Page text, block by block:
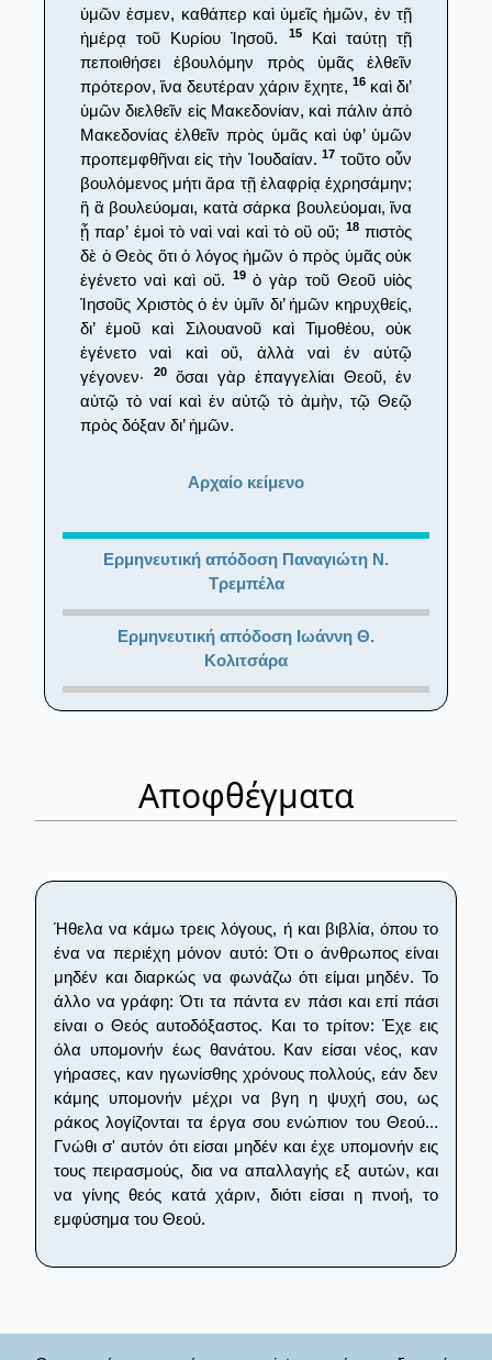
ὑμῶν ἐσμεν, καθάπερ καὶ ὑμεῖς ἡμῶν, ἐν τῇ
ἡμέρᾳ τοῦ Κυρίου Ἰησοῦ.
15Καὶ ταύτῃ τῇ
πεποιθήσει ἐβουλόμην πρὸς ὑμᾶς ἐλθεῖν
πρότερον, ἵνα δευτέραν χάριν ἔχητε, 16 καὶ δι’
ὑμῶν διελθεῖν εἰς Μακεδονίαν, καὶ πάλιν ἀπὸ
Μακεδονίας ἐλθεῖν πρὸς ὑμᾶς καὶ ὑφ’ ὑμῶν
προπεμφθῆναι εἰς τὴν Ἰουδαίαν.17 τοῦτο οὖν
βουλόμενος μήτι ἄρα τῇ ἐλαφρίᾳ ἐχρησάμην;
ἢ ἃ βουλεύομαι, κατὰ σάρκα βουλεύομαι, ἵνα
ᾖ παρ’ ἐμοὶ τὸ ναὶ ναὶ καὶ τὸ οὒ οὔ; 18πιστὸς
δὲ ὁ Θεὸς ὅτι ὁ λόγος ἡμῶν ὁ πρὸς ὑμᾶς οὐκ
ἐγένετο ναὶ καὶ οὔ.
19ὁ γὰρ τοῦ Θεοῦ υἱὸς
Ἰησοῦς Χριστὸς ὁ ἐν ὑμῖν δι’ ἡμῶν κηρυχθείς,
δι’ ἐμοῦ καὶ Σιλουανοῦ καὶ Τιμοθέου, οὐκ
ἐγένετο ναὶ καὶ οὔ, ἀλλὰ ναὶ ἐν αὐτῷ
γέγονεν·
20ὅσαι γὰρ ἐπαγγελίαι Θεοῦ, ἐν
αὐτῷ τὸ ναί καὶ ἐν αὐτῷ τὸ ἀμὴν, τῷ Θεῷ
πρὸς δόξαν δι’ ἡμῶν.
Αρχαίο κείμενο
Ερμηνευτική απόδοση Παναγιώτη Ν.
Τρεμπέλα
Ερμηνευτική απόδοση Ιωάννη Θ.
Κολιτσάρα
Αποφθέγματα
Ήθελα να κάμω τρεις λόγους, ή και βιβλία, όπου το
ένα να περιέχη μόνον αυτό: Ότι ο άνθρωπος είναι
μηδέν και διαρκώς να φωνάζω ότι είμαι μηδέν. Το
άλλο να γράφη: Ότι τα πάντα εν πάσι και επί πάσι
είναι ο Θεός αυτοδόξαστος. Και το τρίτον: Έχε εις
όλα υπομονήν έως θανάτου. Καν είσαι νέος, καν
γήρασες, καν ηγωνίσθης χρόνους πολλούς, εάν δεν
κάμης υπομονήν μέχρι να βγη η ψυχή σου, ως
ράκος λογίζονται τα έργα σου ενώπιον του Θεού...
Γνώθι σ' αυτόν ότι είσαι μηδέν και έχε υπομονήν εις
τους πειρασμούς, δια να απαλλαγής εξ αυτών, και
να γίνης θεός κατά χάριν, διότι είσαι η πνοή, το
εμφύσημα του Θεού.